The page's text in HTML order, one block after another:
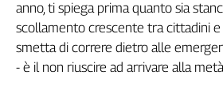
in
Progress
L'Italia
nel
anno, ti spiega prima quanto sia
scollamento crescente tra cittadini e
smetta di correre dietro alle
- è il non riuscire ad arrivare alla